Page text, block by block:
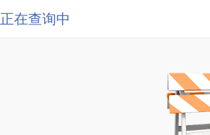
正在查询中